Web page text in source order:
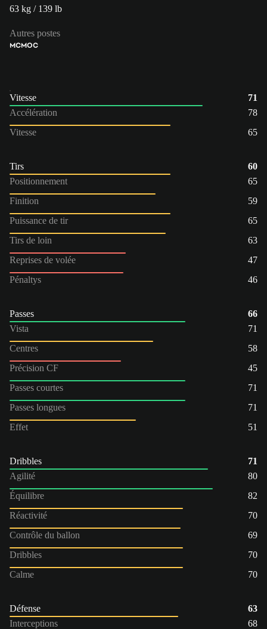
63 kg / 139 lb
Autres postes
MCMOC
Vitesse
71
Accélération
78
Vitesse
65
Tirs
60
Positionnement
65
Finition
59
Puissance de tir
65
Tirs de loin
63
Reprises de volée
47
Pénaltys
46
Passes
66
Vista
71
Centres
58
Précision CF
45
Passes courtes
71
Passes longues
71
Effet
51
Dribbles
71
Agilité
80
Équilibre
82
Réactivité
70
Contrôle du ballon
69
Dribbles
70
Calme
70
Défense
63
Interceptions
68